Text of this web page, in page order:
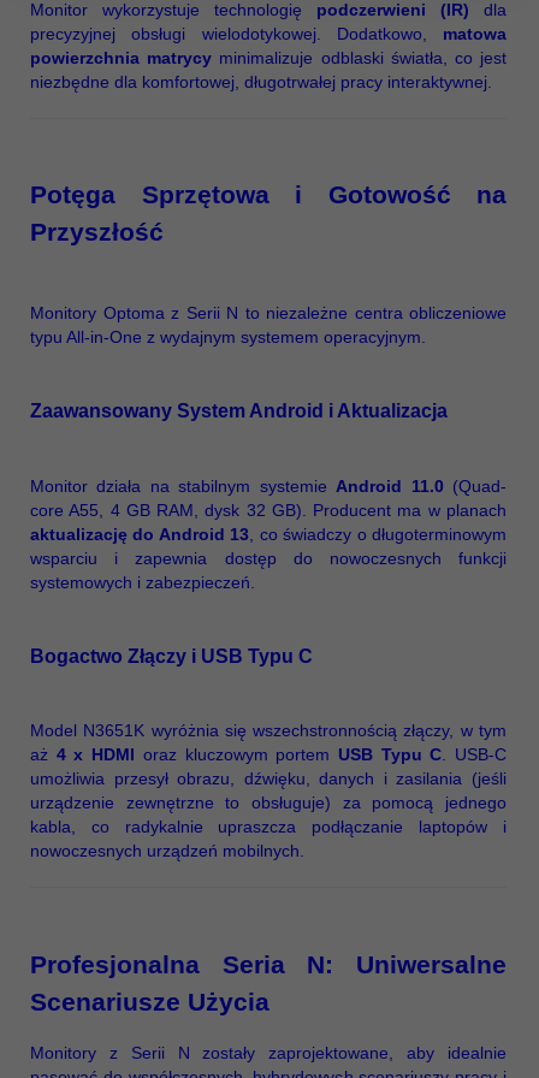
Monitor wykorzystuje technologię podczerwieni (IR) dla
precyzyjnej obsługi wielodotykowej. Dodatkowo, matowa
powierzchnia matrycy minimalizuje odblaski światła, co jest
niezbędne dla komfortowej, długotrwałej pracy interaktywnej.
Potęga Sprzętowa i Gotowość na
Przyszłość
Monitory Optoma z Serii N to niezależne centra obliczeniowe
typu All-in-One z wydajnym systemem operacyjnym.
Zaawansowany System Android i Aktualizacja
Monitor działa na stabilnym systemie Android 11.0 (Quad-
core A55, 4 GB RAM, dysk 32 GB). Producent ma w planach
aktualizację do Android 13 , co świadczy o długoterminowym
wsparciu i zapewnia dostęp do nowoczesnych funkcji
systemowych i zabezpieczeń.
Bogactwo Złączy i USB Typu C
Model N3651K wyróżnia się wszechstronnością złączy, w tym
aż 4 x HDMI oraz kluczowym portem USB Typu C. USB-C
umożliwia przesył obrazu, dźwięku, danych i zasilania (jeśli
urządzenie zewnętrzne to obsługuje) za pomocą jednego
kabla, co radykalnie upraszcza podłączanie laptopów i
nowoczesnych urządzeń mobilnych.
Profesjonalna Seria N: Uniwersalne
Scenariusze Użycia
Monitory z Serii N zostały zaprojektowane, aby idealnie